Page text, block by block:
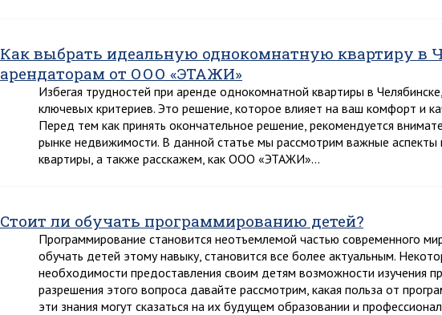
Как выбрать идеальную однокомнатную квартиру в
арендаторам от ООО «ЭТАЖИ»
Избегая трудностей при аренде однокомнатной квартиры в
ключевых критериев. Это решение, которое влияет на ваш комфорт и
Перед тем как принять окончательное решение, рекомендуется
рынке недвижимости. В данной статье мы рассмотрим важные
квартиры, а также расскажем, как ООО «ЭТАЖИ»…
Стоит ли обучать программированию детей?
Программирование становится неотъемлемой частью современного
обучать детей этому навыку, становится все более актуальным.
необходимости предоставления своим детям возможности изучения
разрешения этого вопроса давайте рассмотрим, какая польза от
эти знания могут сказаться на их будущем образовании и